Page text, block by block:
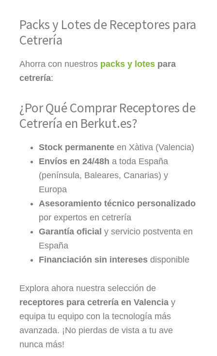
Packs y Lotes de Receptores para
Cetrería
Ahorra con nuestros packs y lotes para
cetrería:
¿Por Qué Comprar Receptores de
Cetrería en Berkut.es?
Stock permanente en Xàtiva (Valencia)
Envíos en 24/48h a toda España
(península, Baleares, Canarias) y
Europa
Asesoramiento técnico personalizado
por expertos en cetrería
Garantía oficial y servicio postventa en
España
Financiación sin intereses disponible
receptores para cetrería en Valencia y
equipa tu equipo con la tecnología más
avanzada. ¡No pierdas de vista a tu ave
nunca más!